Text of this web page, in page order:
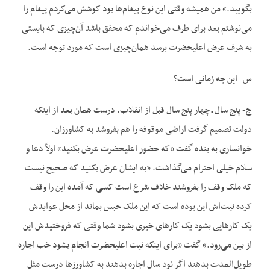
بگویید.» من همیشه وقتی این نوع‌ پیغام‌ها بود کوشش می‌کردم پیغام را
می‌نوشتم بعد برای طرف می‌خواندم که محقق باشد آن‌چیزی که بایستی
به شرف عرض اعلی‏حضرت برسد همان‌چیزی است که مورد توجه است.
س- این چه زمانی است؟
ج- پنج سال ـ چهار پنج سال قبل از انقلاب. درست همان بعد از این‏که
دولت تصمیم گرفت اراضی موقوفه را هم بفروشد به کشاورزان.
خوانساری به بنده گفت «که حضور اعلی‏حضرت عرض بکنید» اولاً دعا و
سلام خیلی احترام می‌گذاشت. «به ایشان عرض بکنید که صحیح نیست
که ملک وقف را بفروشند خلاف شرع است کسی که آمده این را وقف
کرده نیت‌اش این بوده است که این ملک حبس بماند از محل عوایدش
یک کارهایی بشود یک کارهای خیری بشود شما وقتی که فروختیدش این
از بین می‌رود.» گفت «برای این‏که نیت اعلی‏حضرت انجام بشود خب اجاره
طویل‌المدت بدهند اگر نود سال اجاره بدهند به کشاورزها درست مثل